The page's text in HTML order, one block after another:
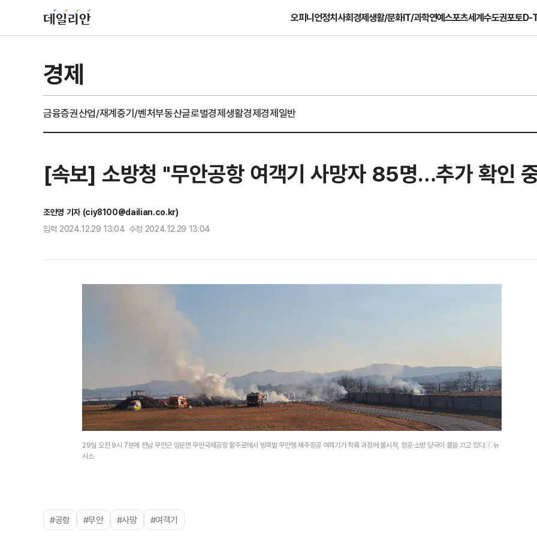
오피니언정치사회경제생활/문화IT/과학연예스포츠세계수도권포토D-
경제
금융증권산업/재계중기/벤처부동산글로벌경제생활경제경제일반
[속보] 소방청 "무안공항 여객기 사망자 85명…추가 확인
조인영 기자 (ciy8100@dailian.co.kr)
입력 2024.12.29 13:04 수정 2024.12.29 13:04
29일 오전 9시 7분께 전남 무안군 망운면 무안국제공항 활주로에서 방콕발 무안행 제주항공 여객기가 착륙 과정에 불시착, 항공·소방 당국이 불을 끄고 있다.ⓒ뉴
시스
#공항 #무안 #사망 #여객기
이 출몰…한때 시민 대피 소동
2
"편해서 매일 신었는데"...전문
'크록스'의 숨은 위험
3
법사위원들 "즉시 대법관 제